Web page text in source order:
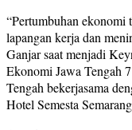
“Pertumbuhan ekonomi
lapangan kerja dan
Ganjar saat menjadi
Ekonomi Jawa Tengah
Tengah bekerjasama
Hotel Semesta